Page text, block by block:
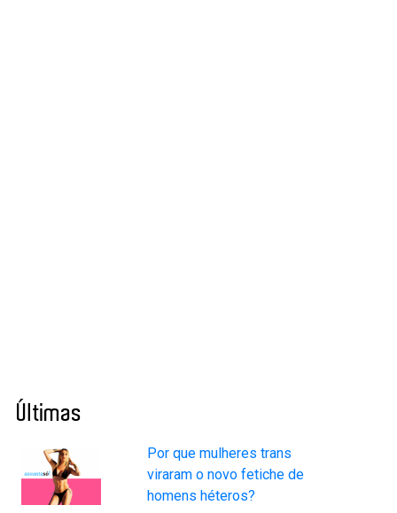
Últimas
Por que mulheres trans
viraram o novo fetiche de
homens héteros?